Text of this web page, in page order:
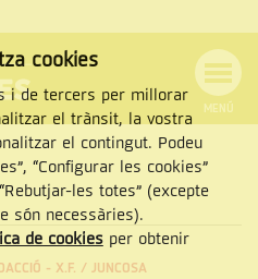
MENÚ
- X.F. /JUNCOSA
cookies
i de tercers per millorar
el trànsit, la vostra
el contingut. Podeu
“Configurar les cookies”
les totes” (excepte
són necessàries).
de cookiesper obtenir